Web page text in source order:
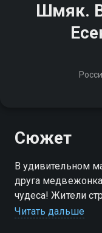
Шмяк.
Сюжет
В удивительном
друга
чудеса! Жители
просят помочь: у
Читать дальше